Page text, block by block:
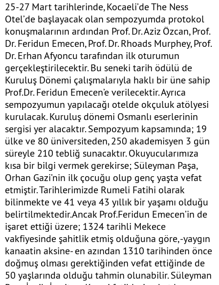
25-27 Mart tarihlerinde, Kocaeli’de The Ness
Otel’de başlayacak olan sempozyumda protokol
konuşmalarının ardından Prof. Dr. Aziz Özcan, Prof.
Dr. Feridun Emecen, Prof. Dr. Rhoads Murphey, Prof.
Dr. Erhan Afyoncu tarafından ilk oturumun
gerçekleştirilecektir. Bu seneki tarih ödülü de
Kuruluş Dönemi çalışmalarıyla haklı bir üne sahip
Prof.Dr. Feridun Emecen’e verilecektir. Ayrıca
sempozyumun yapılacağı otelde okçuluk atölyesi
kurulacak. Kuruluş dönemi Osmanlı eserlerinin
sergisi yer alacaktır. Sempozyum kapsamında; 19
ülke ve 80 üniversiteden, 250 akademisyen 3 gün
süreyle 210 tebliğ sunacaktır. Okuyucularımıza
kısa bir bilgi vermek gerekirse; Süleyman Paşa,
Orhan Gazi’nin ilk çocuğu olup genç yaşta vefat
etmiştir. Tarihlerimizde Rumeli Fatihi olarak
bilinmekte ve 41 veya 43 yıllık bir yaşamı olduğu
belirtilmektedir.Ancak Prof.Feridun Emecen’in de
işaret ettiği üzere; 1324 tarihli Mekece
vakfiyesinde şahitlik etmiş olduğuna göre, -yaygın
kanaatin aksine- en azından 1310 tarihinden önce
doğmuş olması gerektiğinden vefat ettiğinde de
50 yaşlarında olduğu tahmin olunabilir. Süleyman